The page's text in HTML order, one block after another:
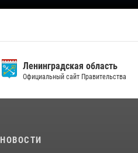
Ленинградская область
Официальный сайт Правительства
НОВОСТИ